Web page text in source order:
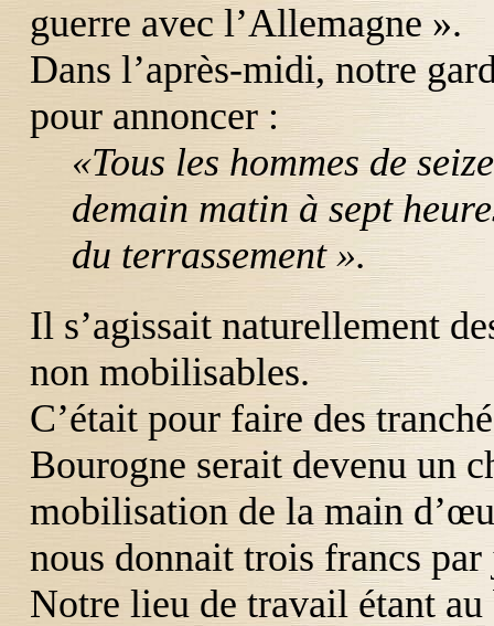
guerre avec l’Allemagne ».
Dans l’après-midi, notre
pour annoncer :
«Tous les hommes de
demain matin à sept
du terrassement ».
Il s’agissait naturellement
non mobilisables.
C’était pour faire des
Bourogne serait devenu un
mobilisation de la main
nous donnait trois francs
Notre lieu de travail étant